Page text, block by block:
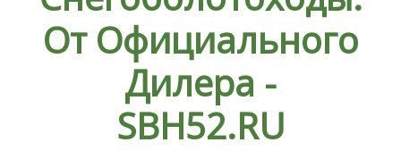
От Официального
Дилера -
SBH52.RU